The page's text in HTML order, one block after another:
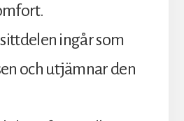
ingår som
och utjämnar den